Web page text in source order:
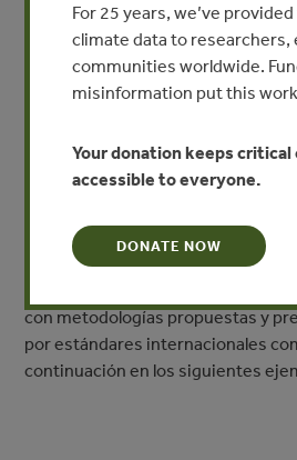
VIEW PUBLICATION
Participan en el mercado
particulares que deseen comprar
vinculados a metas nacionales o
reducción de emisiones. En el otro
tierra, organizaciones (empresas,
cooperativas, asociaciones) de
con metodologías propuestas y
por estándares internacionales
continuación en los siguientes
For 25 years, we’ve
climate data to researchers,
communities worldwide.
misinformation put this
Your donation keeps
accessible to everyone.
DONATE NOW